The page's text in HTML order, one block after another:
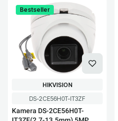
Bestseller
Kod produktu
DS-2CE56H0T-IT3ZF
Kamera DS-2CE56H0T-
PRODUCENT
HIKVISION